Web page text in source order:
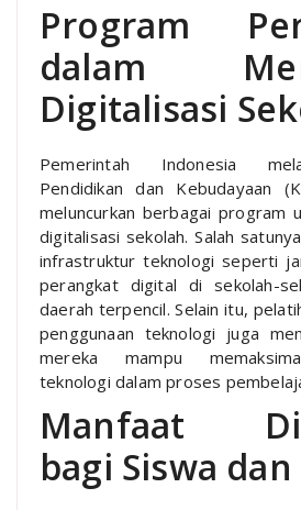
Program
dalam
Digitalisasi
Pemerintah Indonesia
Pendidikan dan Kebudayaan
meluncurkan berbagai program
digitalisasi sekolah. Salah
infrastruktur teknologi seperti
perangkat digital di sekolah-
daerah terpencil. Selain itu,
penggunaan teknologi juga
mereka mampu
teknologi dalam proses
Manfaat
bagi Siswa